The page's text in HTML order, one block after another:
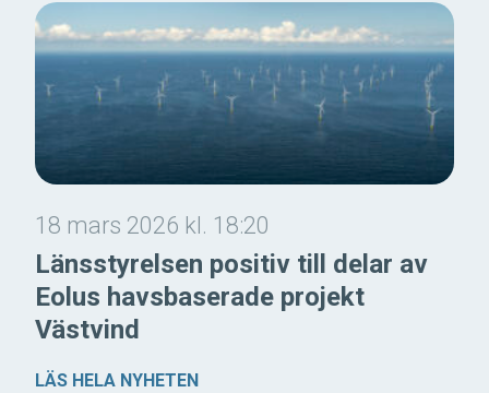
18 mars 2026 kl. 18:20
Länsstyrelsen positiv till delar av
Eolus havsbaserade projekt
Västvind
LÄS HELA NYHETEN